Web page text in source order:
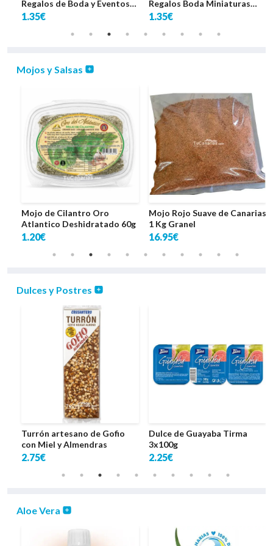
Regalos de Boda y Eventos
(100ml)
1.35€
Regalos Boda Miniaturas
Guajiro Cocal
1.35€
Mojos y Salsas
Mojo de Cilantro Oro
Atlantico Deshidratado 60g
1.20€
Mojo Rojo Suave de Canarias
1 Kg Granel
16.95€
Dulces y Postres
Turrón artesano de Gofio
con Miel y Almendras
2.75€
Dulce de Guayaba Tirma
3x100g
2.25€
Aloe Vera